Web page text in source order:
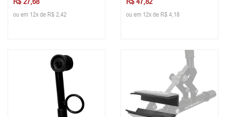
ou em 12x de R$ 2,42 ou em 12x de R$ 4,18